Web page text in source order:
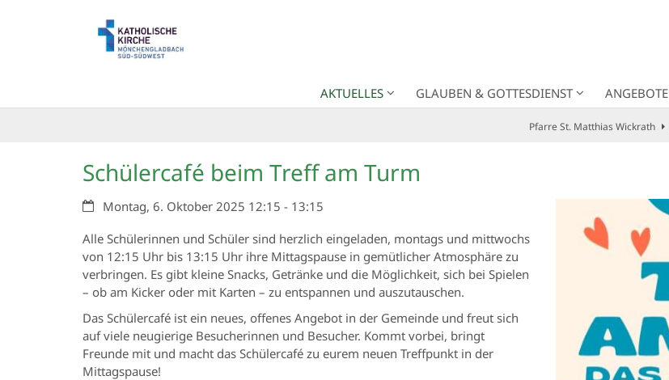
AKTUELLES GLAUBEN & GOTTESDIENST ANGEBOTE
Pfarre St. Matthias Wickrath
Schülercafé beim Treff am Turm
Datum:Montag, 6. Oktober 2025 12:15 - 13:15
Alle Schülerinnen und Schüler sind herzlich eingeladen, montags und mittwochs
von 12:15 Uhr bis 13:15 Uhr ihre Mittagspause in gemütlicher Atmosphäre zu
verbringen. Es gibt kleine Snacks, Getränke und die Möglichkeit, sich bei Spielen
– ob am Kicker oder mit Karten – zu entspannen und auszutauschen.
Das Schülercafé ist ein neues, offenes Angebot in der Gemeinde und freut sich
auf viele neugierige Besucherinnen und Besucher. Kommt vorbei, bringt
Freunde mit und macht das Schülercafé zu eurem neuen Treffpunkt in der
Mittagspause!